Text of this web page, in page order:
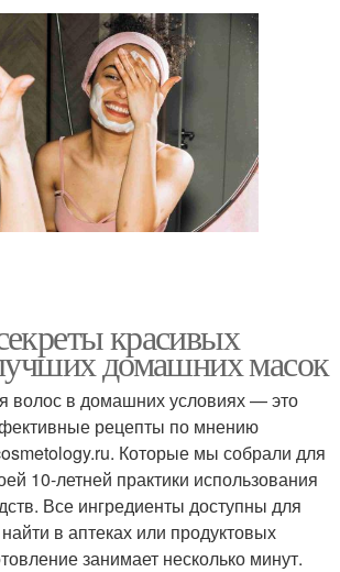
красивых
домашних масок
волос в домашних условиях — это
рецепты по мнению
Которые мы собрали для
10-летней практики использования
Все ингредиенты доступны для
в аптеках или продуктовых
занимает несколько минут.